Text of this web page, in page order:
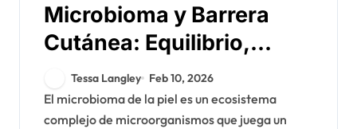
Microbioma y Barrera
Cutánea: Equilibrio,
Salud, Restauración
Tessa Langley Feb 10, 2026
El microbioma de la piel es un ecosistema
complejo de microorganismos que juega un